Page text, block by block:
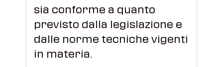
sia conforme a quanto
previsto dalla legislazione e
dalle norme tecniche vigenti
in materia.